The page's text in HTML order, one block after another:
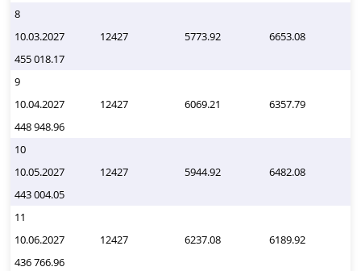
8
10.03.2027
12427 5773.92
6653.08
455 018.17
9
10.04.2027
12427 6069.21
6357.79
448 948.96
10
10.05.2027
12427 5944.92
6482.08
443 004.05
11
10.06.2027
12427 6237.08
6189.92
436 766.96